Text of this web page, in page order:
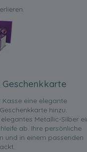
eine elegante
hinzu.
Metallic-Silber
ab. Ihre persönliche
und in einem passenden